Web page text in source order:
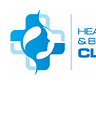
Přeskočit
obsah